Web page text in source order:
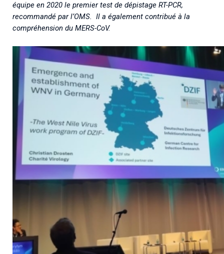
équipe en 2020 le premier test de dépistage RT-PCR,
recommandé par l’OMS. Il a également contribué à la
compréhension du MERS-CoV.